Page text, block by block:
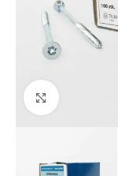
Click to